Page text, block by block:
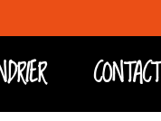
CONTACT